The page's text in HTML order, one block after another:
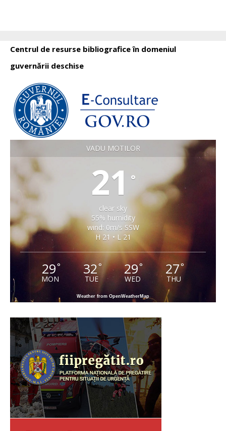
Centrul de resurse bibliografice în domeniul
guvernării deschise
VADU MOTILOR
21 °
clear sky
55% humidity
wind: 0m/s SSW
H 21 • L 21
29°
MON
32°
TUE
29°
WED
27°
THU
Weather from OpenWeatherMap